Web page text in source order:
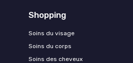
Shopping
Soins du visage
Soins du corps
Soins des cheveux